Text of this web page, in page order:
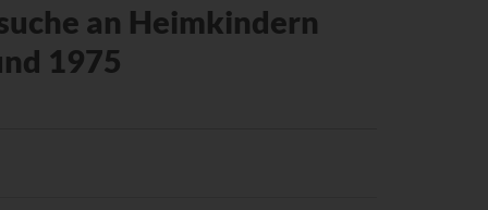
an Heimkindern
1975